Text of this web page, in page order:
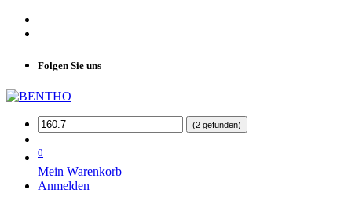
Folgen Sie uns
(2 gefunden)
0
Mein Warenkorb
Anmelden